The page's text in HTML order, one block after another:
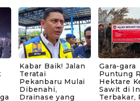
Kabar Baik! Jalan
Teratai
Pekanbaru Mulai
Dibenahi,
Drainase yang
Gara-gara
Puntung
Hektare
Sawit di
Terbakar,